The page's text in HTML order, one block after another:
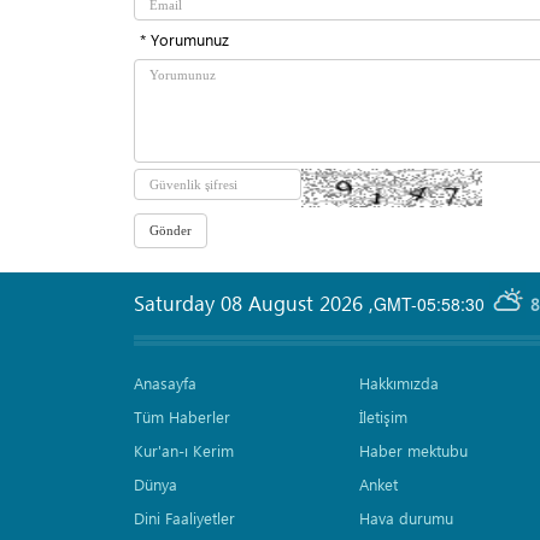
* Yorumunuz
GMT-05:58:30
Saturday 08 August 2026 ,
Anasayfa
Tüm Haberler
Kur'an-ı Kerim
Dünya
Dini Faaliyetler
Hakkımızda
İletişim
Haber mektubu
Anket
Hava durumu